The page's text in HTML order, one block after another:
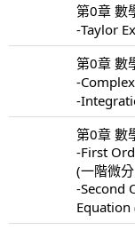
第0章 數
-Taylor
第0章 數
-
-
第0章 數
-First
(一階微
-Second
Equation